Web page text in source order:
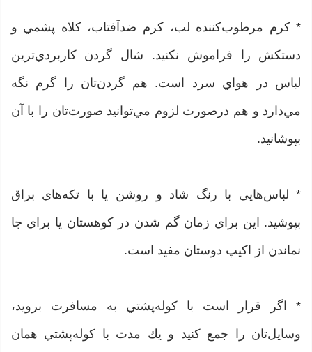
* كرم مرطوب‌كننده لب، كرم ضد‌آفتاب، كلاه پشمي و
دستكش را فراموش نكنيد. شال گردن كاربردي‌ترين
لباس در هواي سرد است. هم گردن‌تان را گرم نگه
مي‌دارد و هم درصورت لزوم مي‌توانيد صورت‌تان را با آن
بپوشانيد.
* لباس‌هايي با رنگ شاد و روشن يا با تكه‌هاي براق
بپوشيد. اين براي زمان گم شدن در كوهستان يا براي جا
نماندن از اكيپ دوستان مفيد است.
* اگر قرار است با كوله‌پشتي به مسافرت برويد،
وسايل‌تان را جمع كنيد و يك مدت با كوله‌پشتي همان